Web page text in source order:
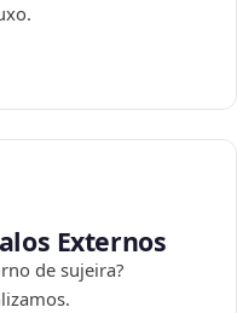
Externos
de sujeira?